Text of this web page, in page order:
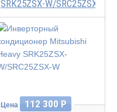
SRK25ZSX-W/SRC25ZSX-W
Инвертор
Цена 112 300 Р